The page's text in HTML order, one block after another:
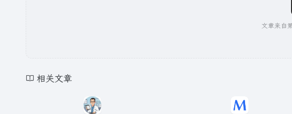
文章来自
相关文章